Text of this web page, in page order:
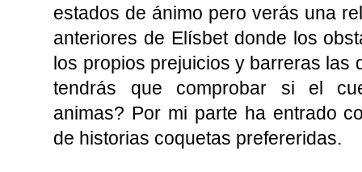
estados de ánimo pero verás una
anteriores de Elísbet donde los
los propios prejuicios y barreras las
tendrás que comprobar si el
animas? Por mi parte ha entrado
de historias coquetas prefereridas.